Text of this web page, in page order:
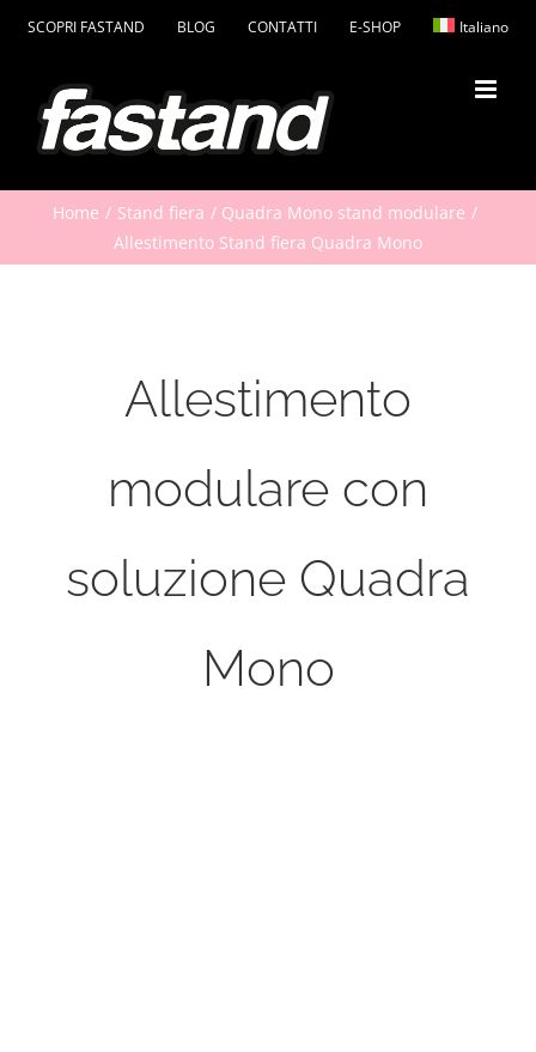
Salta
contenuto
SCOPRI FASTAND BLOG CONTATTI E-SHOP Italiano
Home Stand fiera
Quadra Mono stand modulare
Allestimento Stand fiera Quadra Mono
Allestimento
modulare con
soluzione Quadra
Mono